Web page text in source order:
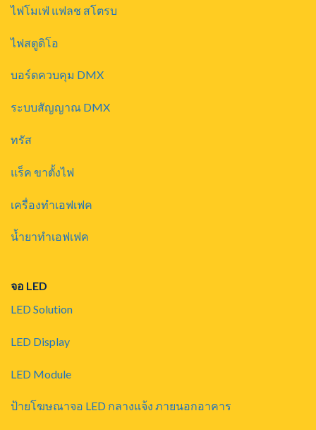
ไฟโมเฟ่ แฟลช สโตรบ
ไฟสตูดิโอ
บอร์ดควบคุม DMX
ระบบสัญญาณ DMX
ทรัส
แร็ค ขาตั้งไฟ
เครื่องทำเอฟเฟค
น้ำยาทำเอฟเฟค
จอ LED
LED Solution
LED Display
LED Module
ป้ายโฆษณาจอ LED กลางแจ้ง ภายนอกอาคาร